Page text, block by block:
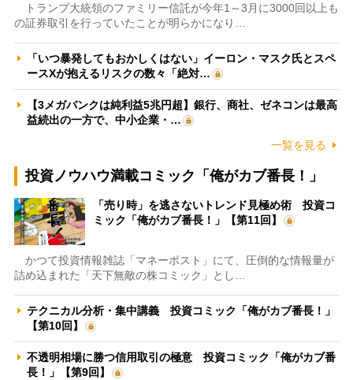
トランプ大統領のファミリー信託が今年1～3月に3000回以上も
の証券取引を行っていたことが明らかになり…
「いつ暴発してもおかしくはない」イーロン・マスク氏とスペ
ースXが抱えるリスクの数々「絶対…
【3メガバンクは純利益5兆円超】銀行、商社、ゼネコンは最高
益続出の一方で、中小企業・…
一覧を見る
投資ノウハウ満載コミック「俺がカブ番長！」
「売り時」を逃さないトレンド見極め術 投資コ
ミック「俺がカブ番長！」【第11回】
かつて投資情報雑誌「マネーポスト」にて、圧倒的な情報量が
詰め込まれた「天下無敵の株コミック」とし…
テクニカル分析・集中講義 投資コミック「俺がカブ番長！」
【第10回】
不透明相場に勝つ信用取引の極意 投資コミック「俺がカブ番
長！」【第9回】